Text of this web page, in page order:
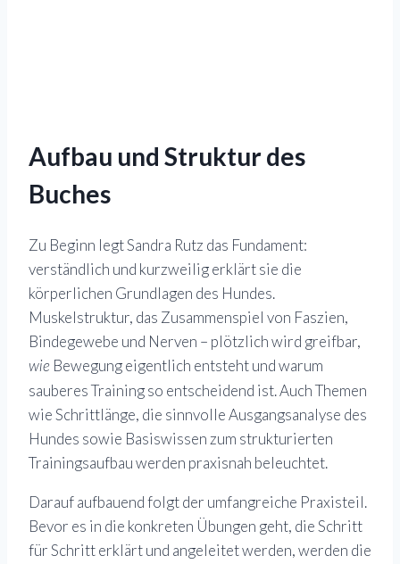
Aufbau und Struktur des
Buches
Zu Beginn legt Sandra Rutz das Fundament:
verständlich und kurzweilig erklärt sie die
körperlichen Grundlagen des Hundes.
Muskelstruktur, das Zusammenspiel von Faszien,
Bindegewebe und Nerven – plötzlich wird greifbar,
wie Bewegung eigentlich entsteht und warum
sauberes Training so entscheidend ist. Auch Themen
wie Schrittlänge, die sinnvolle Ausgangsanalyse des
Hundes sowie Basiswissen zum strukturierten
Trainingsaufbau werden praxisnah beleuchtet.
Darauf aufbauend folgt der umfangreiche Praxisteil.
Bevor es in die konkreten Übungen geht, die Schritt
für Schritt erklärt und angeleitet werden, werden die